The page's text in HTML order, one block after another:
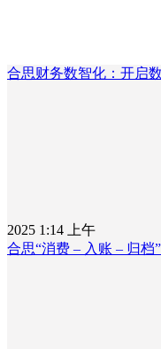
合思财务数智化：开启
2025 1:14 上午
合思“消费 – 入账 – 归